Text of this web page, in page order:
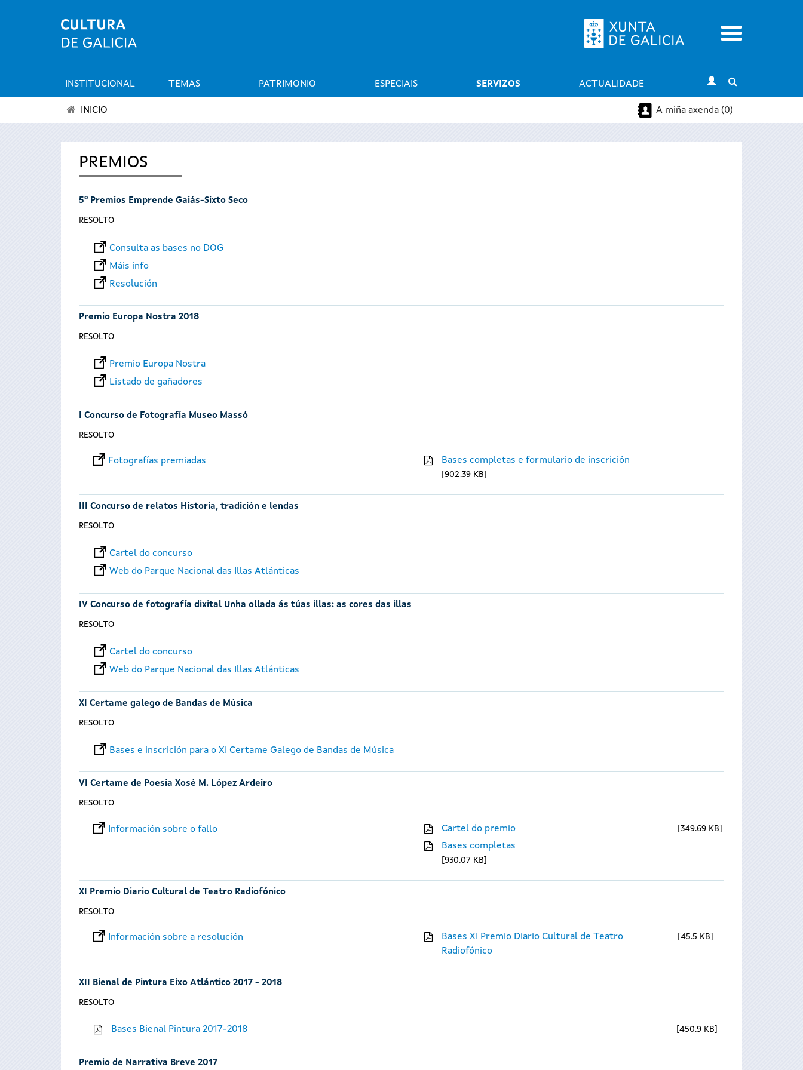
Menu
Menú
principal
INSTITUCIONAL TEMAS PATRIMONIO ESPECIAIS SERVIZOS ACTUALIDADE
search
está
INICIO A miña axenda (0)
PREMIOS
5º Premios Emprende Gaiás-Sixto Seco
RESOLTO
Consulta as bases no DOG
Máis info
Resolución
Premio Europa Nostra 2018
RESOLTO
Premio Europa Nostra
Listado de gañadores
I Concurso de Fotografía Museo Massó
RESOLTO
Fotografías premiadas Bases completas e formulario de inscrición
902.39 KB
III Concurso de relatos Historia, tradición e lendas
RESOLTO
Cartel do concurso
Web do Parque Nacional das Illas Atlánticas
IV Concurso de fotografía dixital Unha ollada ás túas illas: as cores das illas
RESOLTO
Cartel do concurso
Web do Parque Nacional das Illas Atlánticas
XI Certame galego de Bandas de Música
RESOLTO
Bases e inscrición para o XI Certame Galego de Bandas de Música
VI Certame de Poesía Xosé M. López Ardeiro
RESOLTO
Información sobre o fallo Cartel do premio 349.69 KB
Bases completas
930.07 KB
XI Premio Diario Cultural de Teatro Radiofónico
RESOLTO
Información sobre a resolución
Bases XI Premio Diario Cultural de Teatro
Radiofónico
45.5 KB
XII Bienal de Pintura Eixo Atlántico 2017 - 2018
RESOLTO
Bases Bienal Pintura 2017-2018 450.9 KB
Premio de Narrativa Breve 2017